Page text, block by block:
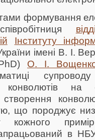
формування
Інституту
імені В. І.
О. І.
конволютів на
що породжує
кожного
в